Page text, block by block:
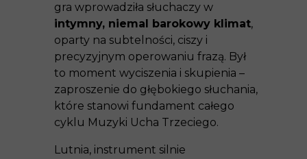
gra wprowadziła słuchaczy w
intymny, niemal barokowy klimat,
oparty na subtelności, ciszy i
precyzyjnym operowaniu frazą. Był
to moment wyciszenia i skupienia –
zaproszenie do głębokiego słuchania,
które stanowi fundament całego
cyklu Muzyki Ucha Trzeciego.
Lutnia, instrument silnie